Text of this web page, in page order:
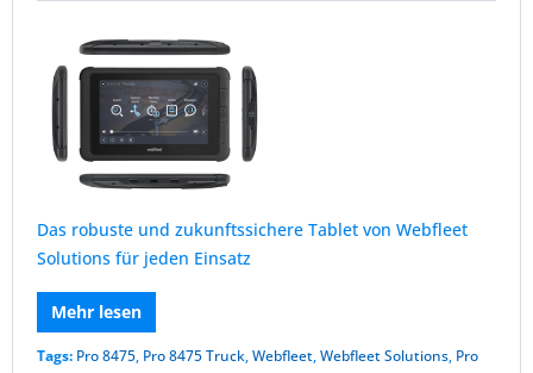
Das robuste und zukunftssichere Tablet von Webfleet
Solutions für jeden Einsatz
Mehr lesen
Tags: Pro 8475, Pro 8475 Truck,Webfleet,Webfleet Solutions, Pro